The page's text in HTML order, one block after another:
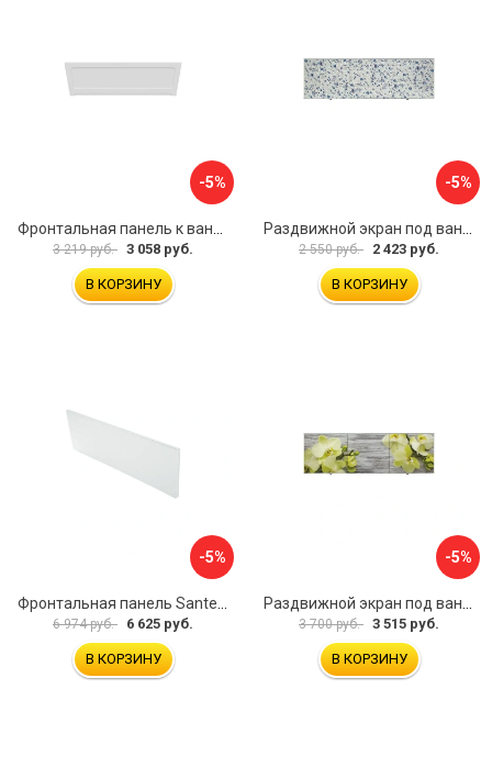
-5%
3 219 руб. 3 058 руб.
В КОРЗИНУ
-5%
2 550 руб. 2 423 руб.
В КОРЗИНУ
-5%
6 974 руб. 6 625 руб.
В КОРЗИНУ
-5%
3 700 руб. 3 515 руб.
В КОРЗИНУ